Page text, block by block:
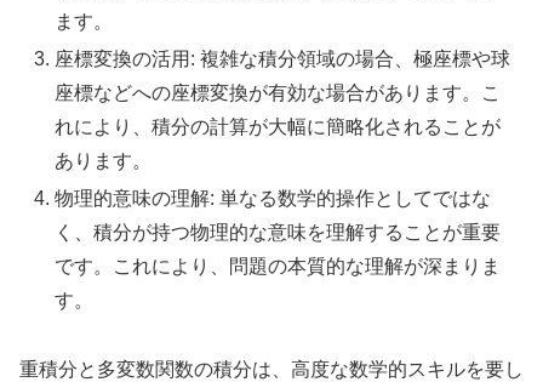
ます。
座標変換の活用: 複雑な積分領域の場合、極座標や球
座標などへの座標変換が有効な場合があります。こ
れにより、積分の計算が大幅に簡略化されることが
あります。
物理的意味の理解: 単なる数学的操作としてではな
く、積分が持つ物理的な意味を理解することが重要
です。これにより、問題の本質的な理解が深まりま
す。
重積分と多変数関数の積分は、高度な数学的スキルを要し